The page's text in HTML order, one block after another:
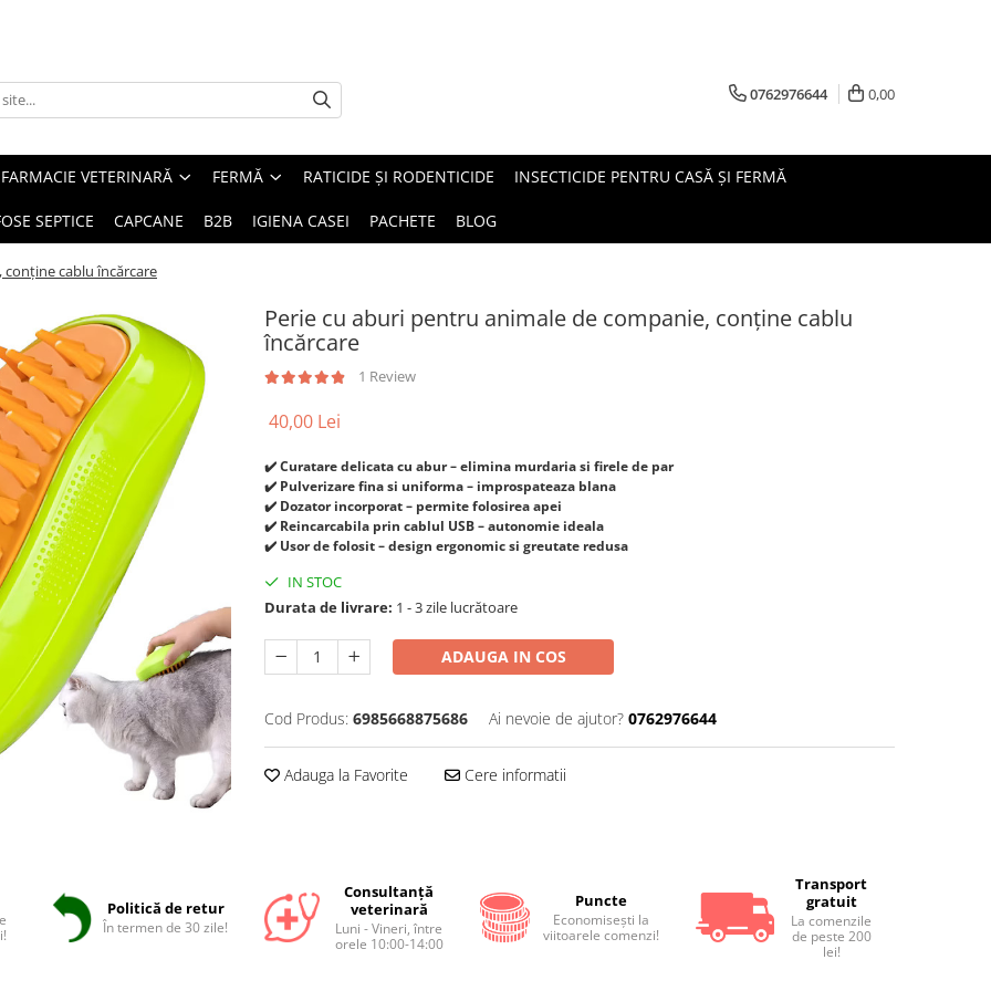
0762976644 0,00
FARMACIE VETERINARĂ FERMĂ RATICIDE ȘI RODENTICIDE INSECTICIDE PENTRU CASĂ ȘI FERMĂ
SEPTICE CAPCANE B2B IGIENA CASEI PACHETE BLOG
cablu încărcare
Perie cu aburi pentru animale de companie, conține cablu
încărcare
1 Review
40,00 Lei
✔️ Curatare delicata cu abur – elimina murdaria si firele de par
✔️ Pulverizare fina si uniforma – improspateaza blana
✔️ Dozator incorporat – permite folosirea apei
✔️ Reincarcabila prin cablul USB – autonomie ideala
✔️ Usor de folosit – design ergonomic si greutate redusa
IN STOC
Durata de livrare: 1 - 3 zile lucrătoare
ADAUGA IN COS
Cod Produs: 6985668875686 Ai nevoie de ajutor? 0762976644
Adauga la Favorite Cere informatii
Politică de retur
În termen de 30 zile!
Consultanță
veterinară
Luni - Vineri, între
orele 10:00-14:00
Puncte
Economiseşti la
viitoarele comenzi!
Transport
gratuit
La comenzile
de peste 200
lei!